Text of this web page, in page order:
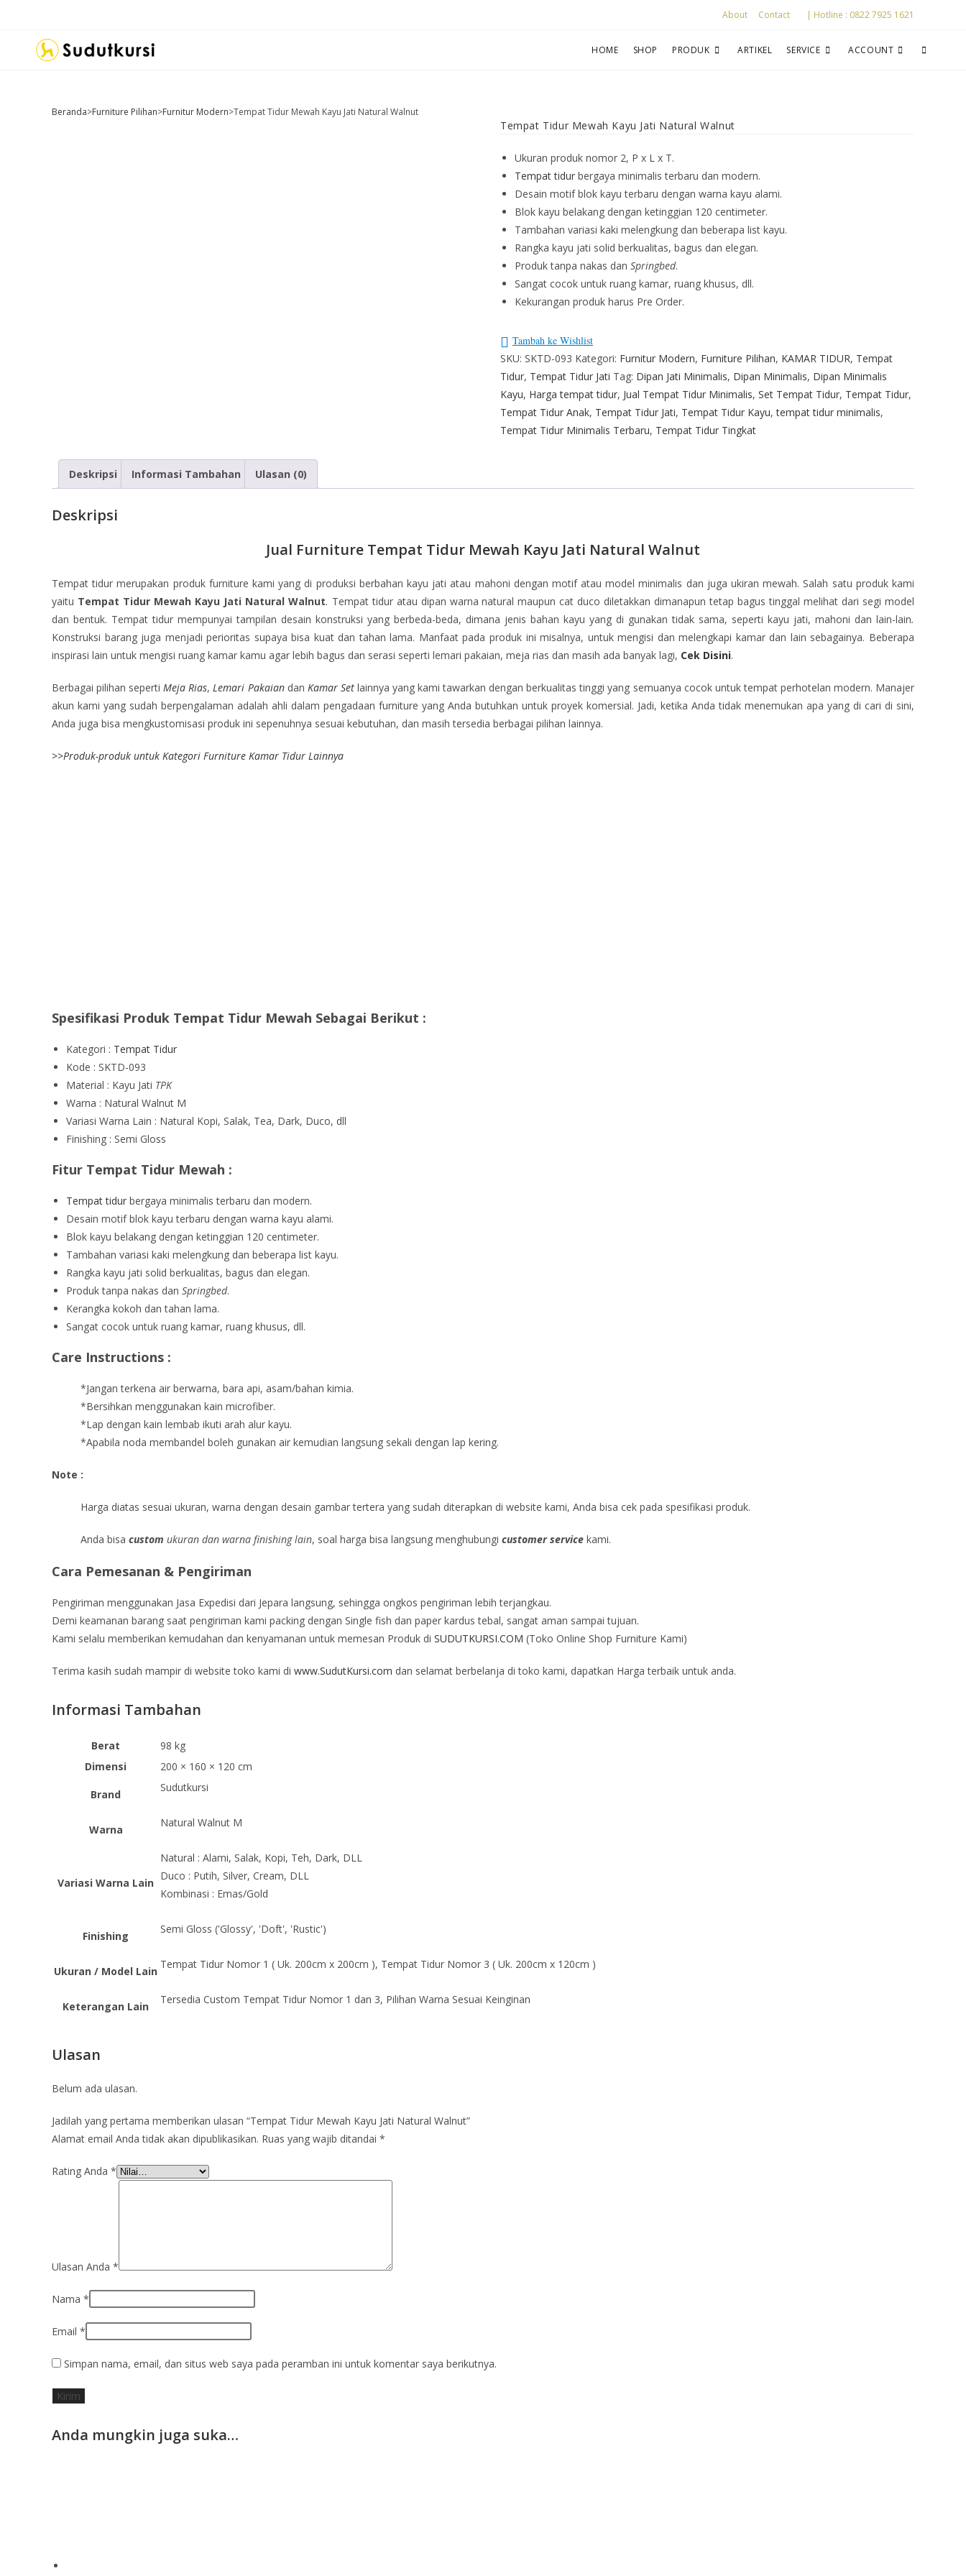
About Contact | Hotline : 0822 7925 1621
HOME SHOP PRODUK ARTIKEL SERVICE ACCOUNT
Beranda>Furniture Pilihan>Furnitur Modern>Tempat Tidur Mewah Kayu Jati Natural Walnut
Tempat Tidur Mewah Kayu Jati Natural Walnut
Ukuran produk nomor 2, P x L x T.
Tempat tidur bergaya minimalis terbaru dan modern.
Desain motif blok kayu terbaru dengan warna kayu alami.
Blok kayu belakang dengan ketinggian 120 centimeter.
Tambahan variasi kaki melengkung dan beberapa list kayu.
Rangka kayu jati solid berkualitas, bagus dan elegan.
Produk tanpa nakas dan Springbed.
Sangat cocok untuk ruang kamar, ruang khusus, dll.
Kekurangan produk harus Pre Order.
Tambah ke Wishlist
SKU: SKTD-093 Kategori: Furnitur Modern, Furniture Pilihan, KAMAR TIDUR, Tempat
Tidur, Tempat Tidur Jati Tag: Dipan Jati Minimalis, Dipan Minimalis, Dipan Minimalis
Kayu, Harga tempat tidur, Jual Tempat Tidur Minimalis, Set Tempat Tidur, Tempat Tidur,
Tempat Tidur Anak, Tempat Tidur Jati, Tempat Tidur Kayu,tempat tidur minimalis,
Tempat Tidur Minimalis Terbaru, Tempat Tidur Tingkat
Deskripsi Informasi Tambahan Ulasan (0)
Deskripsi
Jual Furniture Tempat Tidur Mewah Kayu Jati Natural Walnut
Tempat tidur merupakan produk furniture kami yang di produksi berbahan kayu jati atau mahoni dengan motif atau model minimalis dan juga ukiran mewah. Salah satu produk kami
yaitu Tempat Tidur Mewah Kayu Jati Natural Walnut. Tempat tidur atau dipan warna natural maupun cat duco diletakkan dimanapun tetap bagus tinggal melihat dari segi model
dan bentuk. Tempat tidur mempunyai tampilan desain konstruksi yang berbeda-beda, dimana jenis bahan kayu yang di gunakan tidak sama, seperti kayu jati, mahoni dan lain-lain.
Konstruksi barang juga menjadi perioritas supaya bisa kuat dan tahan lama. Manfaat pada produk ini misalnya, untuk mengisi dan melengkapi kamar dan lain sebagainya. Beberapa
inspirasi lain untuk mengisi ruang kamar kamu agar lebih bagus dan serasi seperti lemari pakaian, meja rias dan masih ada banyak lagi, Cek Disini.
Berbagai pilihan seperti Meja Rias, Lemari Pakaiandan Kamar Setlainnya yang kami tawarkan dengan berkualitas tinggi yang semuanya cocok untuk tempat perhotelan modern. Manajer
akun kami yang sudah berpengalaman adalah ahli dalam pengadaan furniture yang Anda butuhkan untuk proyek komersial. Jadi, ketika Anda tidak menemukan apa yang di cari di sini,
Anda juga bisa mengkustomisasi produk ini sepenuhnya sesuai kebutuhan, dan masih tersedia berbagai pilihan lainnya.
>>Produk-produk untuk Kategori Furniture Kamar Tidur Lainnya
Spesifikasi Produk Tempat Tidur Mewah Sebagai Berikut :
Kategori : Tempat Tidur
Kode : SKTD-093
Material : Kayu Jati TPK
Warna : Natural Walnut M
Variasi Warna Lain : Natural Kopi, Salak, Tea, Dark, Duco, dll
Finishing : Semi Gloss
Fitur Tempat Tidur Mewah :
Tempat tidur bergaya minimalis terbaru dan modern.
Desain motif blok kayu terbaru dengan warna kayu alami.
Blok kayu belakang dengan ketinggian 120 centimeter.
Tambahan variasi kaki melengkung dan beberapa list kayu.
Rangka kayu jati solid berkualitas, bagus dan elegan.
Produk tanpa nakas dan Springbed.
Kerangka kokoh dan tahan lama.
Sangat cocok untuk ruang kamar, ruang khusus, dll.
Care Instructions :
*Jangan terkena air berwarna, bara api, asam/bahan kimia.
*Bersihkan menggunakan kain microfiber.
*Lap dengan kain lembab ikuti arah alur kayu.
*Apabila noda membandel boleh gunakan air kemudian langsung sekali dengan lap kering.
Note :
Harga diatas sesuai ukuran, warna dengan desain gambar tertera yang sudah diterapkan di website kami, Anda bisa cek pada spesifikasi produk.
Anda bisa custom ukuran dan warna finishing lain, soal harga bisa langsung menghubungi customer service kami.
Cara Pemesanan & Pengiriman
Pengiriman menggunakan Jasa Expedisi dari Jepara langsung, sehingga ongkos pengiriman lebih terjangkau.
Demi keamanan barang saat pengiriman kami packing dengan Single fish dan paper kardus tebal, sangat aman sampai tujuan.
Kami selalu memberikan kemudahan dan kenyamanan untuk memesan Produk di SUDUTKURSI.COM (Toko Online Shop Furniture Kami)
Terima kasih sudah mampir di website toko kami di www.SudutKursi.com dan selamat berbelanja di toko kami, dapatkan Harga terbaik untuk anda.
Informasi Tambahan
Berat
98 kg
Dimensi
200 × 160 × 120 cm
Brand
Sudutkursi
Warna
Natural Walnut M
Variasi Warna Lain
Natural : Alami, Salak, Kopi, Teh, Dark, DLL
Duco : Putih, Silver, Cream, DLL
Kombinasi : Emas/Gold
Finishing
Semi Gloss ('Glossy', 'Doft', 'Rustic')
Ukuran / Model Lain
Tempat Tidur Nomor 1 ( Uk. 200cm x 200cm ), Tempat Tidur Nomor 3 ( Uk. 200cm x 120cm )
Keterangan Lain
Tersedia Custom Tempat Tidur Nomor 1 dan 3, Pilihan Warna Sesuai Keinginan
Ulasan
Belum ada ulasan.
Jadilah yang pertama memberikan ulasan “Tempat Tidur Mewah Kayu Jati Natural Walnut”
Alamat email Anda tidak akan dipublikasikan. Ruas yang wajib ditandai *
Rating Anda *
Ulasan Anda *
Nama *
Email *
Simpan nama, email, dan situs web saya pada peramban ini untuk komentar saya berikutnya.
Anda mungkin juga suka…